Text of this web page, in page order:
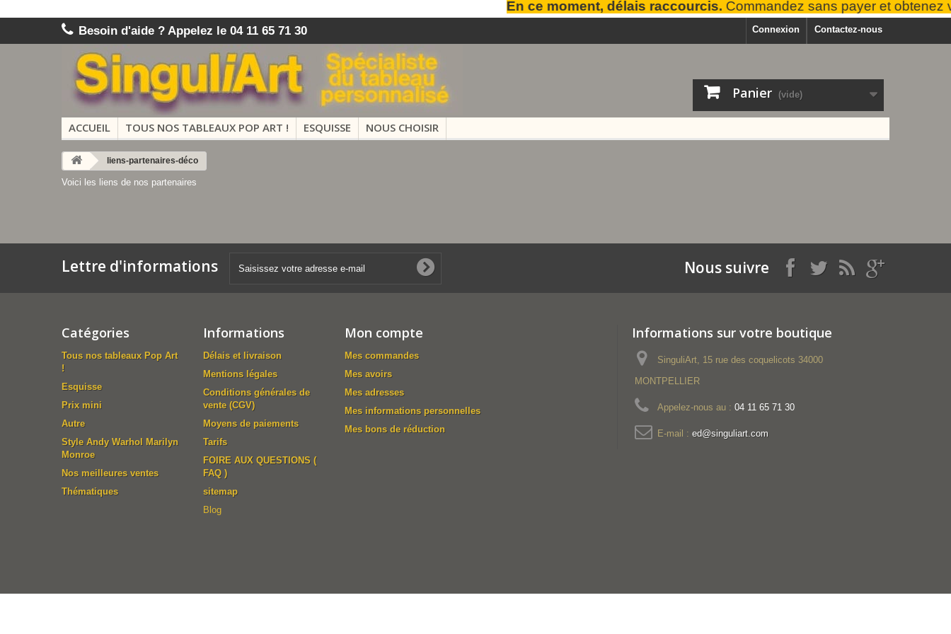
En ce moment, délais raccourcis.Commandez sans payer et obtenez
Contactez-nous
Besoin d'aide ? Appelez le 04 11 65 71 30 Connexion
Panier (vide)
ACCUEIL TOUS NOS TABLEAUX POP ART ! ESQUISSE NOUS CHOISIR
liens-partenaires-déco
Voici les liens de nos partenaires
Lettre d'informations Nous suivre
Catégories
Tous nos tableaux Pop Art
!
Esquisse
Prix mini
Autre
Style Andy Warhol Marilyn
Monroe
Nos meilleures ventes
Thématiques
Informations
Délais et livraison
Mentions légales
Conditions générales de
vente (CGV)
Moyens de paiements
Tarifs
FOIRE AUX QUESTIONS (
FAQ )
sitemap
Blog
Mon compte
Mes commandes
Mes avoirs
Mes adresses
Mes informations personnelles
Mes bons de réduction
Informations sur votre boutique
SinguliArt, 15 rue des coquelicots 34000
MONTPELLIER
Appelez-nous au : 04 11 65 71 30
E-mail : ed@singuliart.com